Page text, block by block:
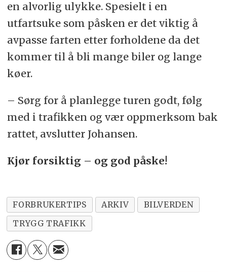
en alvorlig ulykke. Spesielt i en
utfartsuke som påsken er det viktig å
avpasse farten etter forholdene da det
kommer til å bli mange biler og lange
køer.
– Sørg for å planlegge turen godt, følg
med i trafikken og vær oppmerksom bak
rattet, avslutter Johansen.
Kjør forsiktig – og god påske!
FORBRUKERTIPS ARKIV
BILVERDEN
TRYGG TRAFIKK